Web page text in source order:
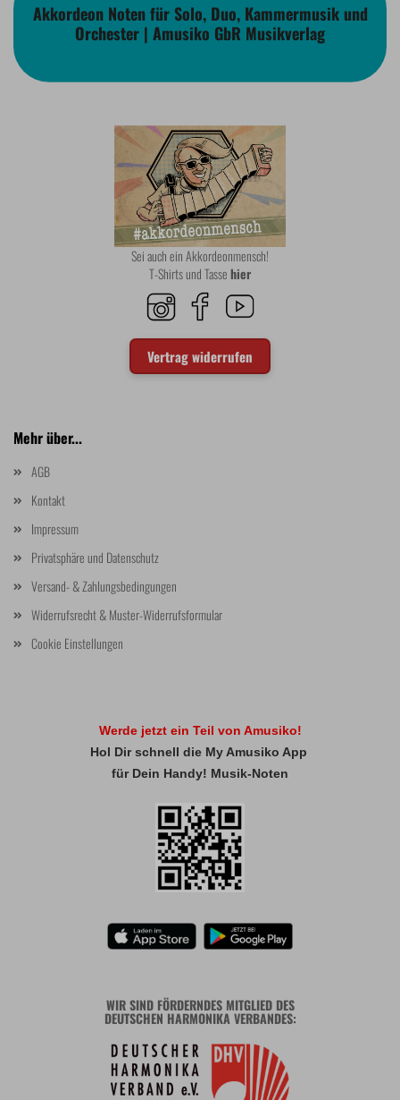
Akkordeon Noten für Solo, Duo, Kammermusik und
Orchester | Amusiko GbR Musikverlag
Sei auch ein Akkordeonmensch!
T-Shirts und Tassehier
Vertrag widerrufen
Mehr über...
AGB
Kontakt
Impressum
Privatsphäre und Datenschutz
Versand- & Zahlungsbedingungen
Widerrufsrecht & Muster-Widerrufsformular
Cookie Einstellungen
Werde jetzt ein Teil von Amusiko!
Hol Dir schnell die My Amusiko App
für Dein Handy! Musik-Noten
WIR SIND FÖRDERNDES MITGLIED DES
DEUTSCHEN HARMONIKA VERBANDES: